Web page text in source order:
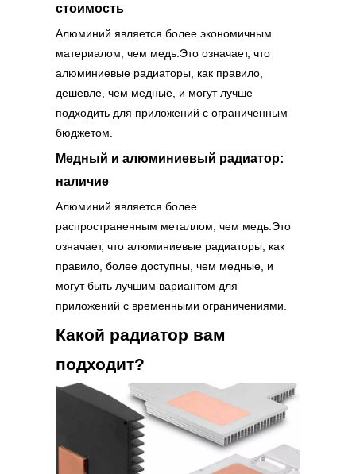
стоимость
Алюминий является более экономичным
материалом, чем медь.Это означает, что
алюминиевые радиаторы, как правило,
дешевле, чем медные, и могут лучше
подходить для приложений с ограниченным
бюджетом.
Медный и алюминиевый радиатор:
наличие
Алюминий является более
распространенным металлом, чем медь.Это
означает, что алюминиевые радиаторы, как
правило, более доступны, чем медные, и
могут быть лучшим вариантом для
приложений с временными ограничениями.
Какой радиатор вам
подходит?